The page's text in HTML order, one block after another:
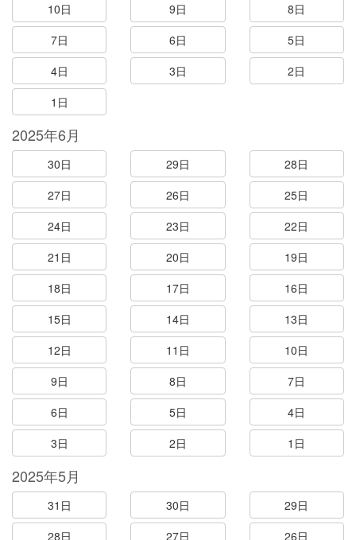
10日
9日
8日
7日
6日
5日
4日
3日
2日
1日
2025年6月
30日 29日
28日
27日
26日
25日
24日
23日
22日
21日
20日
19日
18日
17日
16日
15日
14日
13日
12日
11日
10日
9日
8日
7日
6日
5日
4日
3日
2日 1日
2025年5月
31日 30日
29日
28日
27日 26日